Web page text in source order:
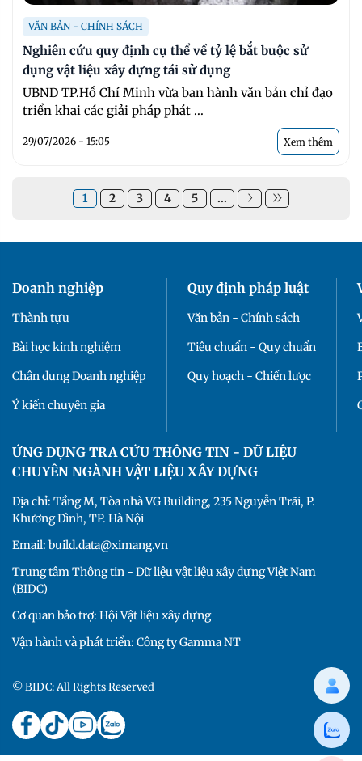
VĂN BẢN - CHÍNH SÁCH
Nghiên cứu quy định cụ thể về tỷ lệ bắt buộc sử
dụng vật liệu xây dựng tái sử dụng
UBND TP.Hồ Chí Minh vừa ban hành văn bản chỉ đạo
triển khai các giải pháp phát ...
29/07/2026 - 15:05 Xem thêm
1 2 3 4 5 ...
Doanh nghiệp
Thành tựu
Bài học kinh nghiệm
Chân dung Doanh nghiệp
Ý kiến chuyên gia
Quy định pháp luật
Văn bản - Chính sách
Tiêu chuẩn - Quy chuẩn
Quy hoạch - Chiến lược
ỨNG DỤNG TRA CỨU THÔNG TIN - DỮ LIỆU
CHUYÊN NGÀNH VẬT LIỆU XÂY DỰNG
Địa chỉ: Tầng M, Tòa nhà VG Building, 235 Nguyễn Trãi, P.
Khương Đình, TP. Hà Nội
Email: build.data@ximang.vn
Trung tâm Thông tin - Dữ liệu vật liệu xây dựng Việt Nam
(BIDC)
Cơ quan bảo trợ: Hội Vật liệu xây dựng
Vận hành và phát triển: Công ty Gamma NT
© BIDC: All Rights Reserved